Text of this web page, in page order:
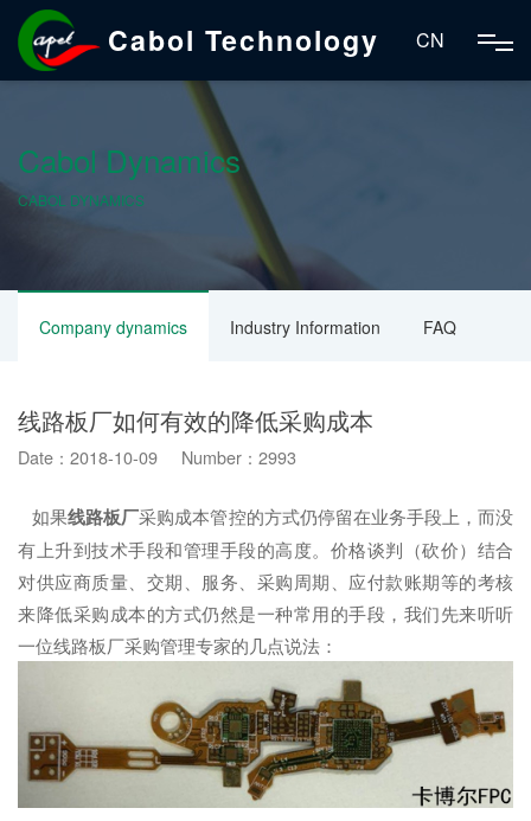
Cabol Technology CN
Cabol Dynamics
CABOL DYNAMICS
Company dynamics Industry Information FAQ
线路板厂如何有效的降低采购成本
Date：2018-10-09 Number：2993
如果线路板厂采购成本管控的方式仍停留在业务手段上，而没
有上升到技术手段和管理手段的高度。价格谈判（砍价）结合
对供应商质量、交期、服务、采购周期、应付款账期等的考核
来降低采购成本的方式仍然是一种常用的手段，我们先来听听
一位线路板厂采购管理专家的几点说法：